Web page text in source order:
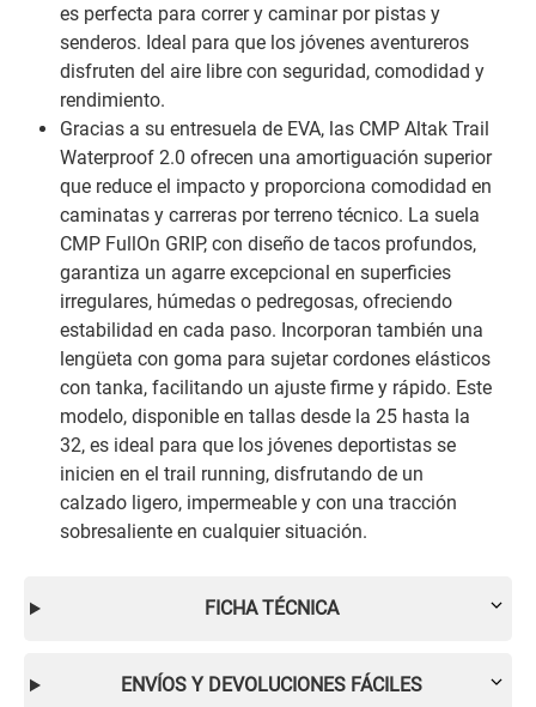
es perfecta para correr y caminar por pistas y
senderos. Ideal para que los jóvenes aventureros
disfruten del aire libre con seguridad, comodidad y
rendimiento.
Gracias a su entresuela de EVA, las CMP Altak Trail
Waterproof 2.0 ofrecen una amortiguación superior
que reduce el impacto y proporciona comodidad en
caminatas y carreras por terreno técnico. La suela
CMP FullOn GRIP, con diseño de tacos profundos,
garantiza un agarre excepcional en superficies
irregulares, húmedas o pedregosas, ofreciendo
estabilidad en cada paso. Incorporan también una
lengüeta con goma para sujetar cordones elásticos
con tanka, facilitando un ajuste firme y rápido. Este
modelo, disponible en tallas desde la 25 hasta la
32, es ideal para que los jóvenes deportistas se
inicien en el trail running, disfrutando de un
calzado ligero, impermeable y con una tracción
sobresaliente en cualquier situación.
FICHA TÉCNICA
ENVÍOS Y DEVOLUCIONES FÁCILES